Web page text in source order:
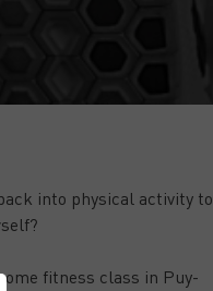
into physical activity to
fitness class in Puy-